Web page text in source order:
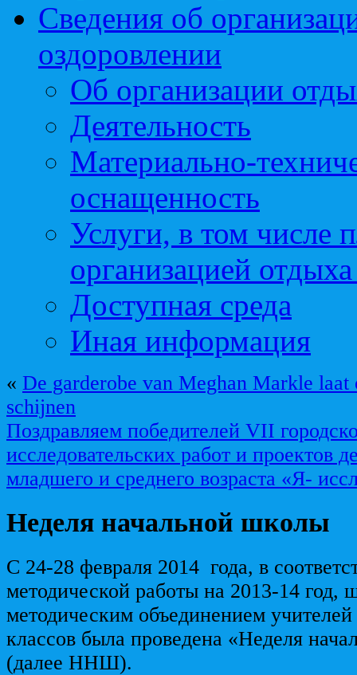
Сведения об
оздоровлении
Об организации
Деятельность
Материально-
оснащенность
Услуги, в том числе
организацией
Доступная среда
Иная информация
« De garderobe van Meghan Markle
schijnen
Поздравляем победителей VII
исследовательских работ и проектов
младшего и среднего возраста «Я-
Неделя начальной школы
С 24-28 февраля 2014 года, в
методической работы на 2013-14 год,
методическим объединением
классов была проведена «Неделя
(далее ННШ).